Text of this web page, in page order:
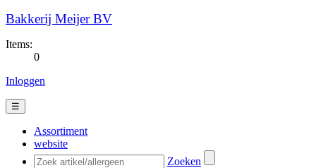
Bakkerij Meijer BV
Items:
0
Inloggen
☰
Assortiment
website
Zoeken